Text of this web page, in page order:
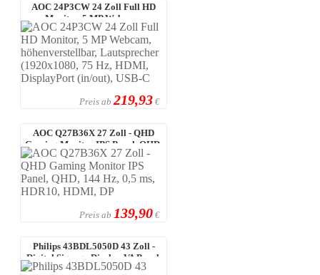
AOC 24P3CW 24 Zoll Full HD
Monitor, 5 MP Webcam,
höhenverstellba ...
Preis ab 219,93 €
AOC Q27B36X 27 Zoll - QHD
Gaming Monitor IPS Panel, QHD,
144 Hz, ...
Preis ab 139,90 €
Philips 43BDL5050D 43 Zoll -
Digital Signage Display VA Panel,
4 ...